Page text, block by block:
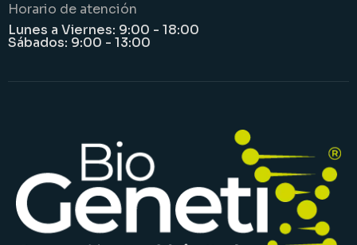
Horario de atención
Lunes a Viernes: 9:00 - 18:00
Sábados: 9:00 - 13:00